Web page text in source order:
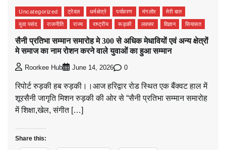
Uncategorized ट्रेवल धर्मक्षेत्रे पर्यावरण मंगलोर मेरी बात
युवा पसंद राजनीति राज्य राष्ट्रीय रूड़की लक्सर विज्ञान सियासत
सैनी प्रतिभा सम्मान समारोह मे 300 से अधिक मेधावियों एवं अन्य क्षेत्रों
मे समाज का नाम रोशन करने वाले युवाओं का हुआ सम्मान
Roorkee Hub June 14, 2026 0
रिपोर्ट रुड़की हब रुड़की।।आज हरिद्वार रोड स्थित एक बैंक्वट हाल में
शूरसैनी जागृति मिशन रुड़की की ओर से “सैनी प्रतिभा सम्मान समारोह
में शिक्षा,खेल, संगीत […]
Share this: